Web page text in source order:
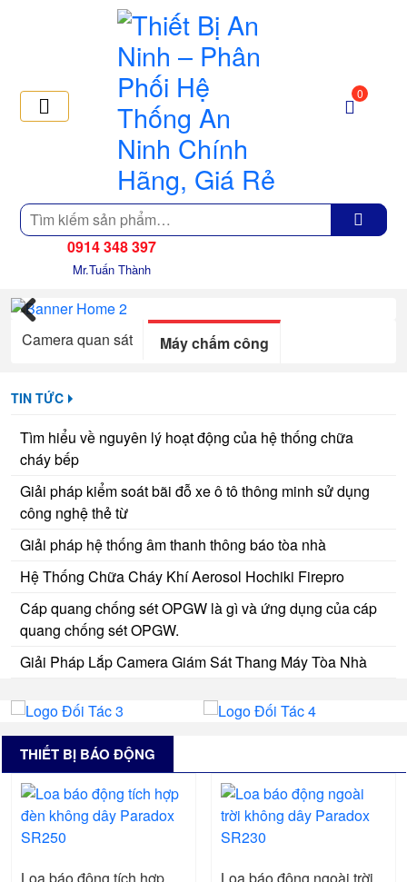
Tìm
kiếm
0
0914 348 397
Mr.Tuấn Thành
Previous
Camera quan sát Máy chấm công
TIN TỨC
Tìm hiểu về nguyên lý hoạt động của hệ thống chữa
cháy bếp
Giải pháp kiểm soát bãi đỗ xe ô tô thông minh sử dụng
công nghệ thẻ từ
Giải pháp hệ thống âm thanh thông báo tòa nhà
Hệ Thống Chữa Cháy Khí Aerosol Hochiki Firepro
Cáp quang chống sét OPGW là gì và ứng dụng của cáp
quang chống sét OPGW.
Giải Pháp Lắp Camera Giám Sát Thang Máy Tòa Nhà
THIẾT BỊ BÁO ĐỘNG